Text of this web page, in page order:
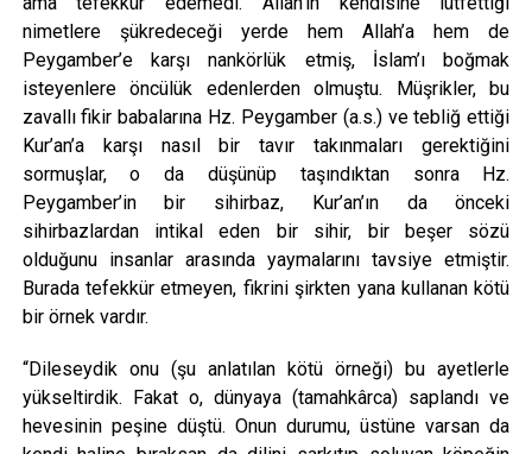
nimetlere şükredeceği yerde hem Allah’a hem de
Peygamber’e karşı nankörlük etmiş, İslam’ı boğmak
isteyenlere öncülük edenlerden olmuştu. Müşrikler, bu
zavallı fikir babalarına Hz. Peygamber (a.s.) ve tebliğ ettiği
Kur’an’a karşı nasıl bir tavır takınmaları gerektiğini
sormuşlar, o da düşünüp taşındıktan sonra Hz.
Peygamber’in bir sihirbaz, Kur’an’ın da önceki
sihirbazlardan intikal eden bir sihir, bir beşer sözü
olduğunu insanlar arasında yaymalarını tavsiye etmiştir.
Burada tefekkür etmeyen, fikrini şirkten yana kullanan kötü
bir örnek vardır.
“Dileseydik onu (şu anlatılan kötü örneği) bu ayetlerle
yükseltirdik. Fakat o, dünyaya (tamahkârca) saplandı ve
hevesinin peşine düştü. Onun durumu, üstüne varsan da